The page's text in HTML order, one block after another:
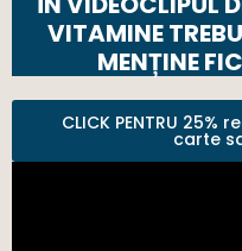
VITAMINE
MENȚINE
CLICK PENTRU
carte